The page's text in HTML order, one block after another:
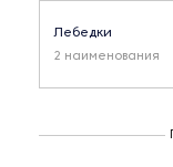
Лебедки
2 наименования
Мостовые краны